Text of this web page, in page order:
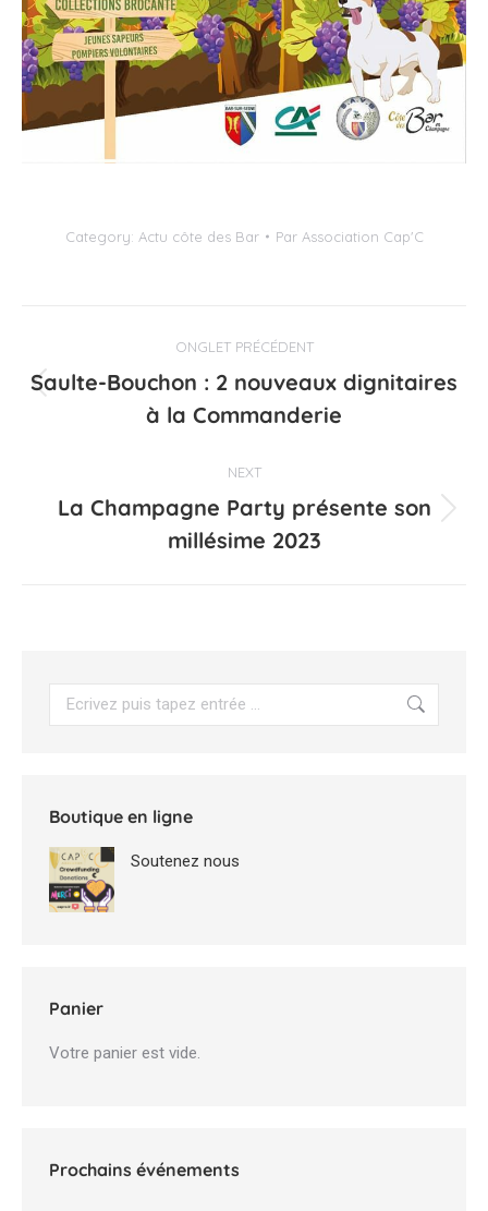
Category: Actu côte des Bar Par Association Cap'C
de
commentaire
ONGLET PRÉCÉDENT
Onglet
précédent
Saulte-Bouchon : 2 nouveaux dignitaires
à la Commanderie
NEXT
Projets
similaires
La Champagne Party présente son
millésime 2023
Search:
Boutique en ligne
Soutenez nous
Panier
Votre panier est vide.
Prochains événements